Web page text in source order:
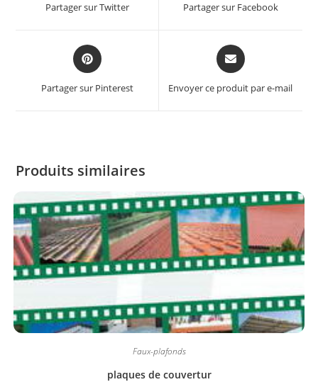
Partager sur Twitter Partager sur Facebook
Partager sur Pinterest Envoyer ce produit par e-mail
Produits similaires
Faux-plafonds
plaques de couvertur